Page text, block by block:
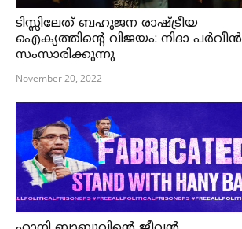
ടിസ്സിലേത് ബഹുജന രാഷ്ട്രീയ
ഐക്യത്തിന്റെ വിജയം: നിദാ പർവീൻ
സംസാരിക്കുന്നു
November 20, 2022